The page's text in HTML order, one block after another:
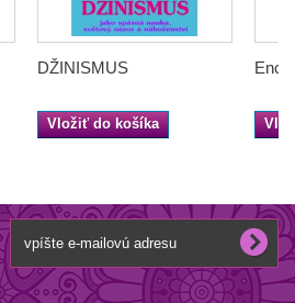
DŽINISMUS
Vložiť do košíka